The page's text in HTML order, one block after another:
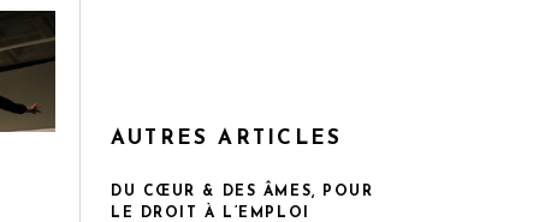
AUTRES ARTICLES
DU CŒUR & DES ÂMES, POUR
LE DROIT À L’EMPLOI